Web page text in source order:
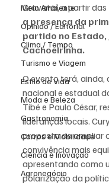
Meio Ambiente
Opinião / Editorial
Clima / Tempo
Turismo e Viagem
Estilo de Vida
Moda e Beleza
Gastronomia
Carros e Mobilidade
Ciência e Inovação
Agronegócio
Gravataí, a partir das
a presença da
partido no Estado,
Cachoeirinha.
O evento terá,
nacional e estadual
Tibé e Paulo César,
lideranças locais.
proposta de ampliar
convivência mais
apresentando como
polarização da